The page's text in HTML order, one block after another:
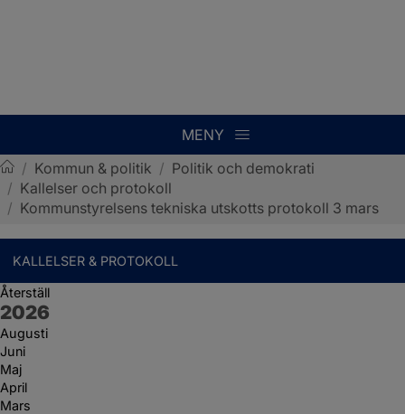
MENY
Sotenäs kommun
/ Kommun & politik / Politik och demokrati
/ Kallelser och protokoll
/ Kommunstyrelsens tekniska utskotts protokoll 3 mars
KALLELSER & PROTOKOLL
Återställ
År:
2026
Augusti
Juni
Maj
April
Mars